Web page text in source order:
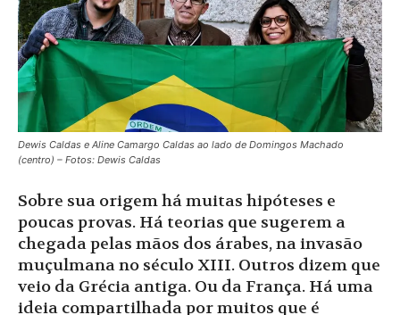
Dewis Caldas e Aline Camargo Caldas ao lado de Domingos Machado
(centro) – Fotos: Dewis Caldas
Sobre sua origem há muitas hipóteses e
poucas provas. Há teorias que sugerem a
chegada pelas mãos dos árabes, na invasão
muçulmana no século XIII. Outros dizem que
veio da Grécia antiga. Ou da França. Há uma
ideia compartilhada por muitos que é